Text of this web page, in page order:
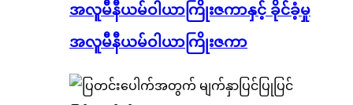
အလူမီနီယမ်ဝါယာကြိုးဇကာနှင့် ခိုင်ခံ့မှု
အလူမီနီယမ်ဝါယာကြိုးဇကာ